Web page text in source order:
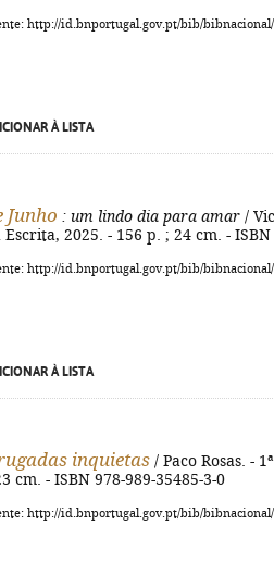
http://id.bnportugal.gov.pt/bib/bibnacional/
À LISTA
Junho : um lindo dia para amar /
2025. - 156 p. ; 24 cm. - ISBN
http://id.bnportugal.gov.pt/bib/bibnacional/
À LISTA
inquietas / Paco Rosas. -
cm. - ISBN 978-989-35485-3-0
http://id.bnportugal.gov.pt/bib/bibnacional/